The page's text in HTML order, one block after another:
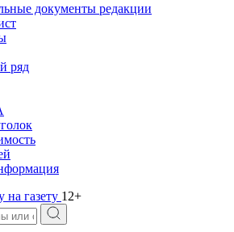
документы редакции
ряд
газету 12+